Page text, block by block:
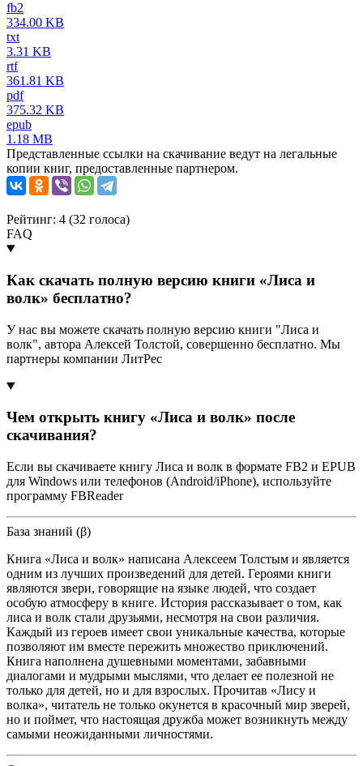
fb2
334.00 KB
txt
3.31 KB
rtf
361.81 KB
pdf
375.32 KB
epub
1.18 MB
Представленные ссылки на скачивание ведут на легальные
копии книг, предоставленные партнером.
Рейтинг: 4 (32 голоса)
FAQ
Как скачать полную версию книги «Лиса и
волк» бесплатно?
У нас вы можете скачать полную версию книги "Лиса и
волк", автора Алексей Толстой, совершенно бесплатно. Мы
партнеры компании ЛитРес
Чем открыть книгу «Лиса и волк» после
скачивания?
Если вы скачиваете книгу Лиса и волк в формате FB2 и EPUB
для Windows или телефонов (Android/iPhone), используйте
программу FBReader
База знаний (β)
Книга «Лиса и волк» написана Алексеем Толстым и является
одним из лучших произведений для детей. Героями книги
являются звери, говорящие на языке людей, что создает
особую атмосферу в книге. История рассказывает о том, как
лиса и волк стали друзьями, несмотря на свои различия.
Каждый из героев имеет свои уникальные качества, которые
позволяют им вместе пережить множество приключений.
Книга наполнена душевными моментами, забавными
диалогами и мудрыми мыслями, что делает ее полезной не
только для детей, но и для взрослых. Прочитав «Лису и
волка», читатель не только окунется в красочный мир зверей,
но и поймет, что настоящая дружба может возникнуть между
самыми неожиданными личностями.